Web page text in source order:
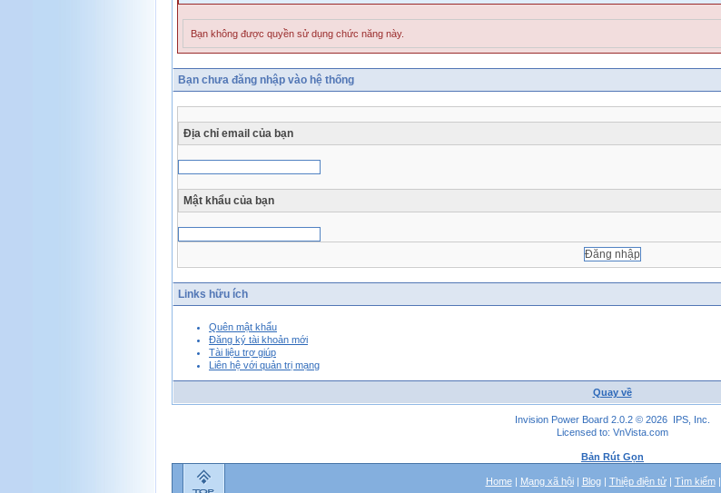
Bạn không được quyền sử dụng chức năng này.
Bạn chưa đăng nhập vào hệ thống
Địa chỉ email của bạn
Mật khẩu của bạn
Links hữu ích
Quên mật khẩu
Đăng ký tài khoản mới
Tài liệu trợ giúp
Liên hệ với quản trị mạng
Quay về
Invision Power Board 2.0.2 © 2026 IPS, Inc.
Licensed to: VnVista.com
Bản Rút Gọn
Home| Mạng xã hội| Blog| Thiệp điện tử| Tìm kiếm|